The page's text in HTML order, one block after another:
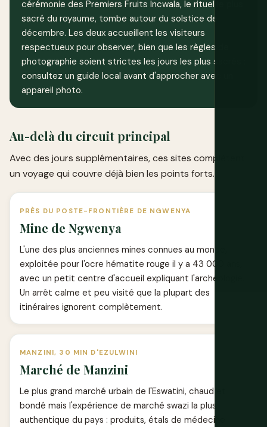
cérémonie des Premiers Fruits Incwala, le rituel le plus
sacré du royaume, tombe autour du solstice de
décembre. Les deux accueillent les visiteurs
respectueux pour observer, bien que les règles de
photographie soient strictes les jours les plus sacrés ;
consultez un guide local avant d'approcher avec un
appareil photo.
Au-delà du circuit principal
Avec des jours supplémentaires, ces sites complètent
un voyage qui couvre déjà bien les points forts.
PRÈS DU POSTE-FRONTIÈRE DE NGWENYA
Mine de Ngwenya
L'une des plus anciennes mines connues au monde,
exploitée pour l'ocre hématite rouge il y a 43 000 ans,
avec un petit centre d'accueil expliquant l'archéologie.
Un arrêt calme et peu visité que la plupart des
itinéraires ignorent complètement.
MANZINI, 30 MIN D'EZULWINI
Marché de Manzini
Le plus grand marché urbain de l'Eswatini, chaud et
bondé mais l'expérience de marché swazi la plus
authentique du pays : produits, étals de médecine